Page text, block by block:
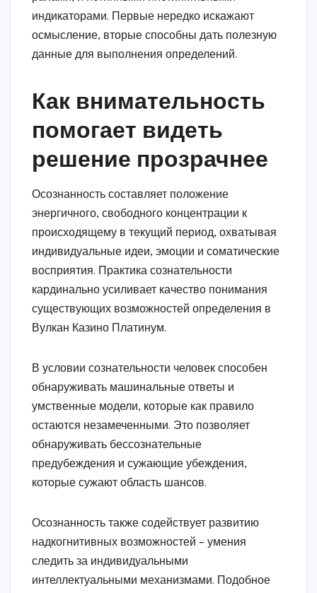
индикаторами. Первые нередко искажают
осмысление, вторые способны дать полезную
данные для выполнения определений.
Как внимательность
помогает видеть
решение прозрачнее
Осознанность составляет положение
энергичного, свободного концентрации к
происходящему в текущий период, охватывая
индивидуальные идеи, эмоции и соматические
восприятия. Практика сознательности
кардинально усиливает качество понимания
существующих возможностей определения в
Вулкан Казино Платинум.
В условии сознательности человек способен
обнаруживать машинальные ответы и
умственные модели, которые как правило
остаются незамеченными. Это позволяет
обнаруживать бессознательные
предубеждения и сужающие убеждения,
которые сужают область шансов.
Осознанность также содействует развитию
надкогнитивных возможностей – умения
следить за индивидуальными
интеллектуальными механизмами. Подобное